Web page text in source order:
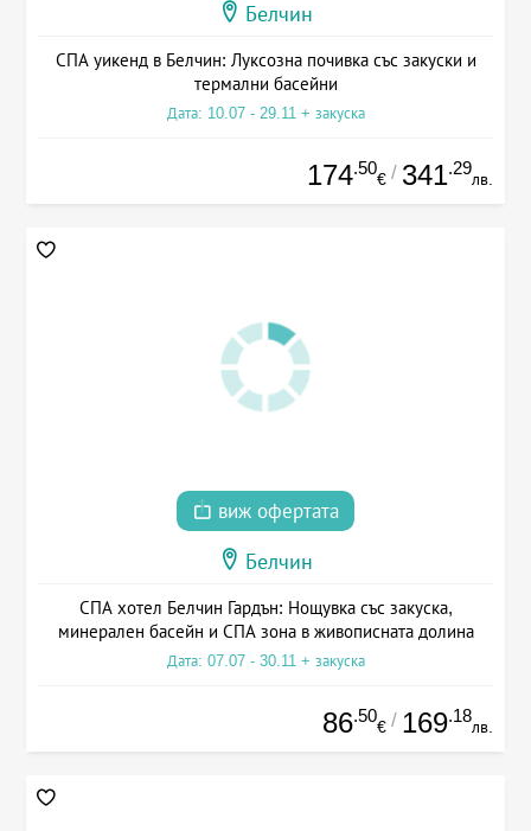
Белчин
СПА уикенд в Белчин: Луксозна почивка със закуски и
термални басейни
Дата: 10.07 - 29.11 + закуска
174.50
€ / 341.29
лв.
виж офертата
Белчин
СПА хотел Белчин Гардън: Нощувка със закуска,
минерален басейн и СПА зона в живописната долина
Дата: 07.07 - 30.11 + закуска
86.50
€ / 169.18
лв.